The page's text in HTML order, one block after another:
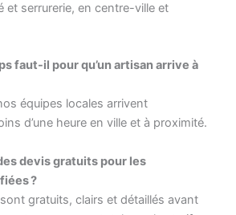
et serrurerie, en centre-ville et
faut-il pour qu’un artisan arrive à
équipes locales arrivent
d’une heure en ville et à proximité.
devis gratuits pour les
?
gratuits, clairs et détaillés avant